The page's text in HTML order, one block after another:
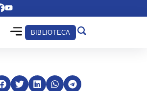
BIBLIOTECA